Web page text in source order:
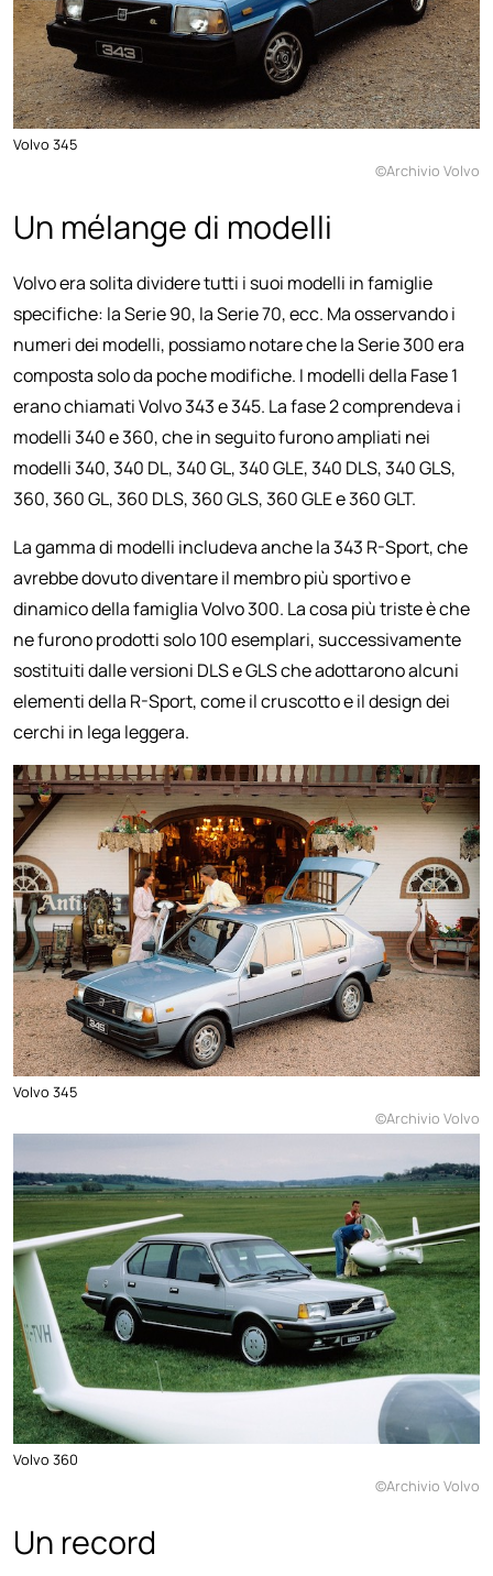
Volvo 345
©Archivio Volvo
Un mélange di modelli
Volvo era solita dividere tutti i suoi modelli in famiglie
specifiche: la Serie 90, la Serie 70, ecc. Ma osservando i
numeri dei modelli, possiamo notare che la Serie 300 era
composta solo da poche modifiche. I modelli della Fase 1
erano chiamati Volvo 343 e 345. La fase 2 comprendeva i
modelli 340 e 360, che in seguito furono ampliati nei
modelli 340, 340 DL, 340 GL, 340 GLE, 340 DLS, 340 GLS,
360, 360 GL, 360 DLS, 360 GLS, 360 GLE e 360 GLT.
La gamma di modelli includeva anche la 343 R-Sport, che
avrebbe dovuto diventare il membro più sportivo e
dinamico della famiglia Volvo 300. La cosa più triste è che
ne furono prodotti solo 100 esemplari, successivamente
sostituiti dalle versioni DLS e GLS che adottarono alcuni
elementi della R-Sport, come il cruscotto e il design dei
cerchi in lega leggera.
Volvo 345
©Archivio Volvo
Volvo 360
©Archivio Volvo
Un record